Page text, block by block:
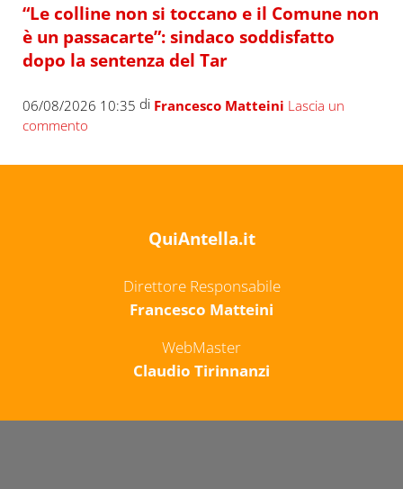
“Le colline non si toccano e il Comune non
è un passacarte”: sindaco soddisfatto
dopo la sentenza del Tar
06/08/2026 10:35 di Francesco Matteini Lascia un
commento
QuiAntella.it
Direttore Responsabile
Francesco Matteini
WebMaster
Claudio Tirinnanzi